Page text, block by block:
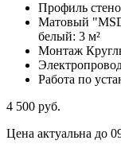
Профиль
Матовый
белый: 3 м²
Монтаж
Работа по
4 500 руб.
Цена актуальна до